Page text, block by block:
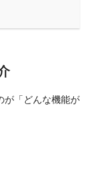
が「どんな機能が